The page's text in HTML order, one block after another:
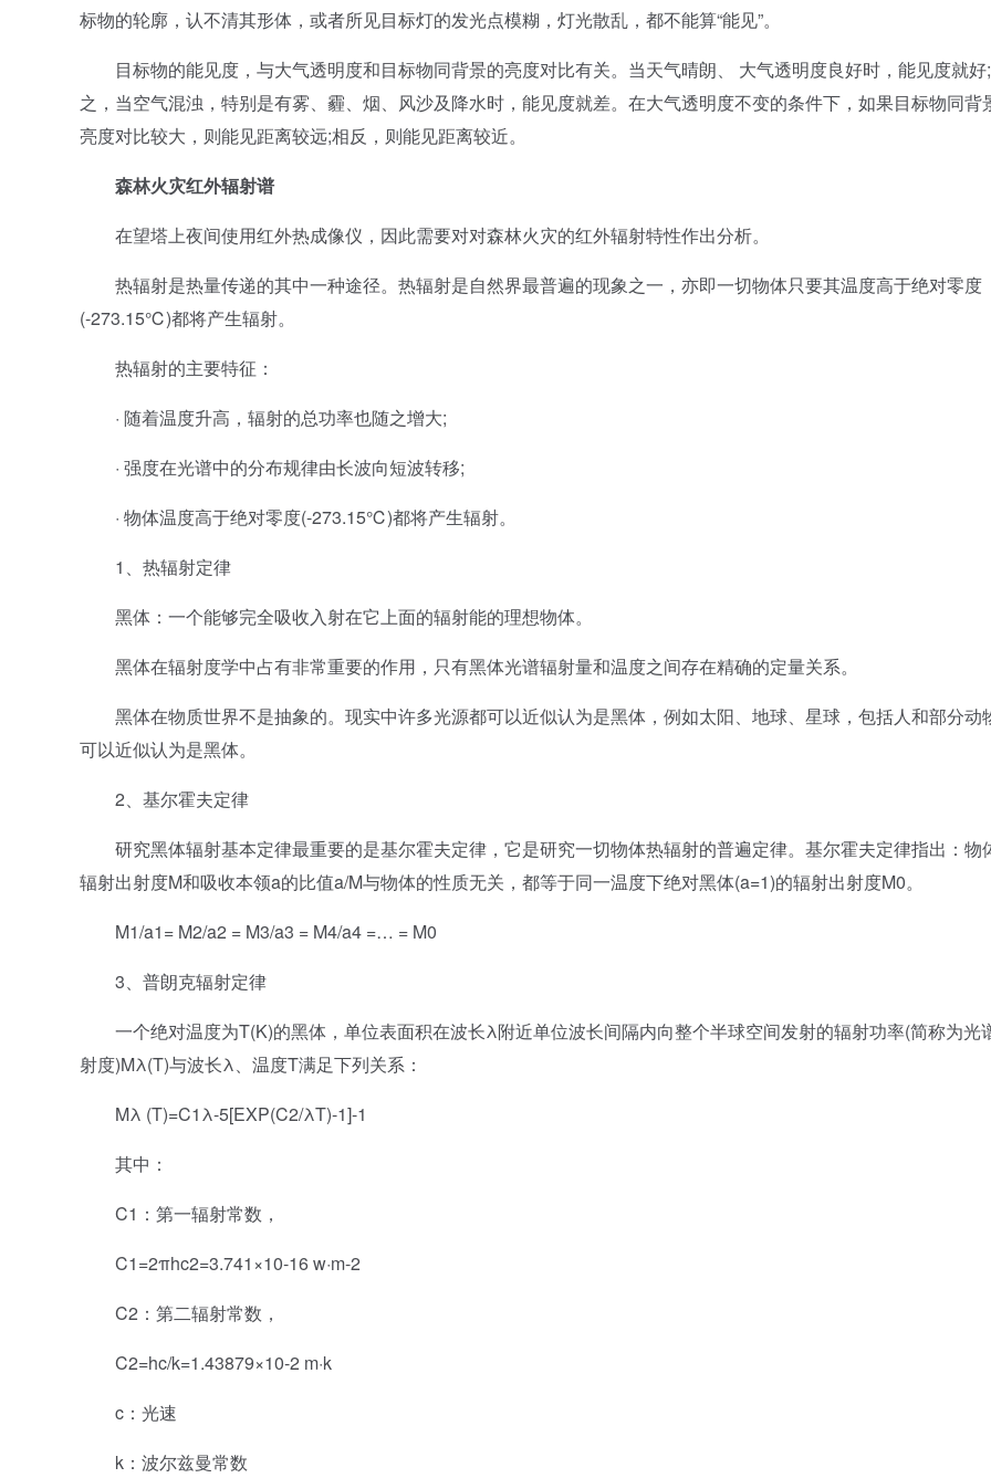
标物的轮廓，认不清其形体，或者所见目标灯的发光点模糊，灯光散乱，都不能算“能见”。
目标物的能见度，与大气透明度和目标物同背景的亮度对比有关。当天气晴朗、 大气透明度良好时，能见度就好
之，当空气混浊，特别是有雾、霾、烟、风沙及降水时，能见度就差。在大气透明度不变的条件下，如果目标物同背
亮度对比较大，则能见距离较远;相反，则能见距离较近。
森林火灾红外辐射谱
在望塔上夜间使用红外热成像仪，因此需要对对森林火灾的红外辐射特性作出分析。
热辐射是热量传递的其中一种途径。热辐射是自然界最普遍的现象之一，亦即一切物体只要其温度高于绝对零度
(-273.15℃)都将产生辐射。
热辐射的主要特征：
· 随着温度升高，辐射的总功率也随之增大;
· 强度在光谱中的分布规律由长波向短波转移;
· 物体温度高于绝对零度(-273.15℃)都将产生辐射。
1、热辐射定律
黑体：一个能够完全吸收入射在它上面的辐射能的理想物体。
黑体在辐射度学中占有非常重要的作用，只有黑体光谱辐射量和温度之间存在精确的定量关系。
黑体在物质世界不是抽象的。现实中许多光源都可以近似认为是黑体，例如太阳、地球、星球，包括人和部分动
可以近似认为是黑体。
2、基尔霍夫定律
研究黑体辐射基本定律最重要的是基尔霍夫定律，它是研究一切物体热辐射的普遍定律。基尔霍夫定律指出：物
辐射出射度M和吸收本领a的比值a/M与物体的性质无关，都等于同一温度下绝对黑体(a=1)的辐射出射度M0。
M1/a1= M2/a2 = M3/a3 = M4/a4 =… = M0
3、普朗克辐射定律
一个绝对温度为T(K)的黑体，单位表面积在波长λ附近单位波长间隔内向整个半球空间发射的辐射功率(简称为光
射度)Mλ(T)与波长λ、温度T满足下列关系：
Mλ (T)=C1λ-5[EXP(C2/λT)-1]-1
其中：
C1：第一辐射常数，
C1=2πhc2=3.741×10-16 w·m-2
C2：第二辐射常数，
C2=hc/k=1.43879×10-2 m·k
c：光速
k：波尔兹曼常数